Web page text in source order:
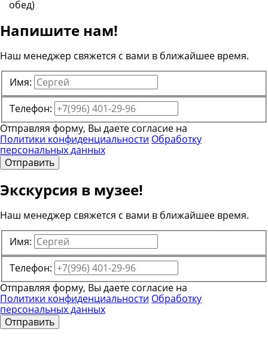
обед)
Напишите нам!
Наш менеджер свяжется с вами в ближайшее время.
Имя:
Телефон:
Отправляя форму, Вы даете согласие на
Политики конфиденциальности Обработку
персональных данных
Отправить
Экскурсия в музее!
Наш менеджер свяжется с вами в ближайшее время.
Имя:
Телефон:
Отправляя форму, Вы даете согласие на
Политики конфиденциальности Обработку
персональных данных
Отправить